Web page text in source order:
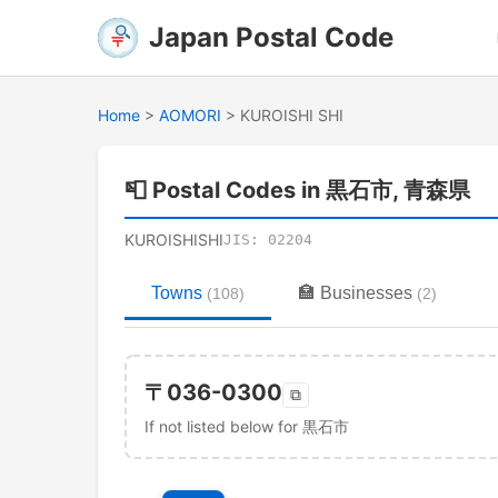
Japan Postal Code
Home > AOMORI > KUROISHI SHI
📮 Postal Codes in 黒石市, 青森県
KUROISHISHIJIS: 02204
Towns (108) 🏣 Businesses (2)
〒 036-0300 ⧉
If not listed below for 黒石市